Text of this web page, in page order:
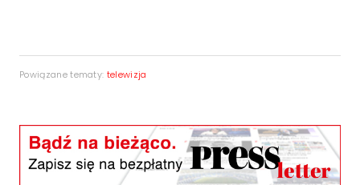
Powiązane tematy: telewizja